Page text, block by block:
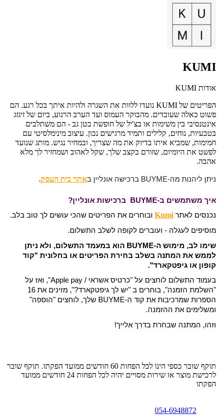
KUMI
אודות KUMI
הפריטים של KUMI נועדו ללוות את השגרה ולהיות איתך בכל רגע. הם
פשוט כאלה שעובדים. מהבוקר העמוס ועד הערב הרגוע, ביום של זיגזג
אינטנסיבי בין משימות או בצ'יל של חופשת בטן גב - הם משתלבים
בטבעיות, נוחים, קלילים ותמיד מרגישים נכון. עיצוב מינימלסיטי עם
חמימות, שמביא איתו בדיוק את מה שצריך, ובמחיר נגיש. מותג שנועד
לפשט את היומיום, שזורם בקצב שלך, שקל לאהוב ושמחזיר לך מלא
אהבה.
ניתן ליהנות מה-BUYME ברכישה אונליין ב אתר בית העסק.
איך משתמשים ב-BUYME ברכישות אונליין?
נכנסים לאתרKumi ובוחרים את הפריטים שהכי עושים לך טוב בלב.
מוסיפים לעגלה - ועוברים לקופה לשלב התשלום.
שימו לב, מימוש ה-BUYME הוא במעמד התשלום, ולא ניתן
לממש את המתנה בשלב בחירת הפריטים או בחלונית "קוד
קופון או גיפטקארד".
בעמוד התשלום לוחצים על "כרטיס אשראי / Apple pay", ואז על
"השלמת הזמנה", בוחרים ב "יש לך גיפטקארד?", מזינים את 16
הספרות שמרכיבות את קוד ה-BUYME שלך, לוחצים "הוספה"
ומשלימים את ההזמנה.
וזהו, המתנה שבחרת בדרך אלייך!
תוקף שובר כספי הינו לכל הפחות 60 חודשים ממועד הפקתו. תוקף שובר
לרכישת מוצר או שירות מסויים יהיה לכל הפחות 24 חודשים ממועד
הפקתו
054-6948872